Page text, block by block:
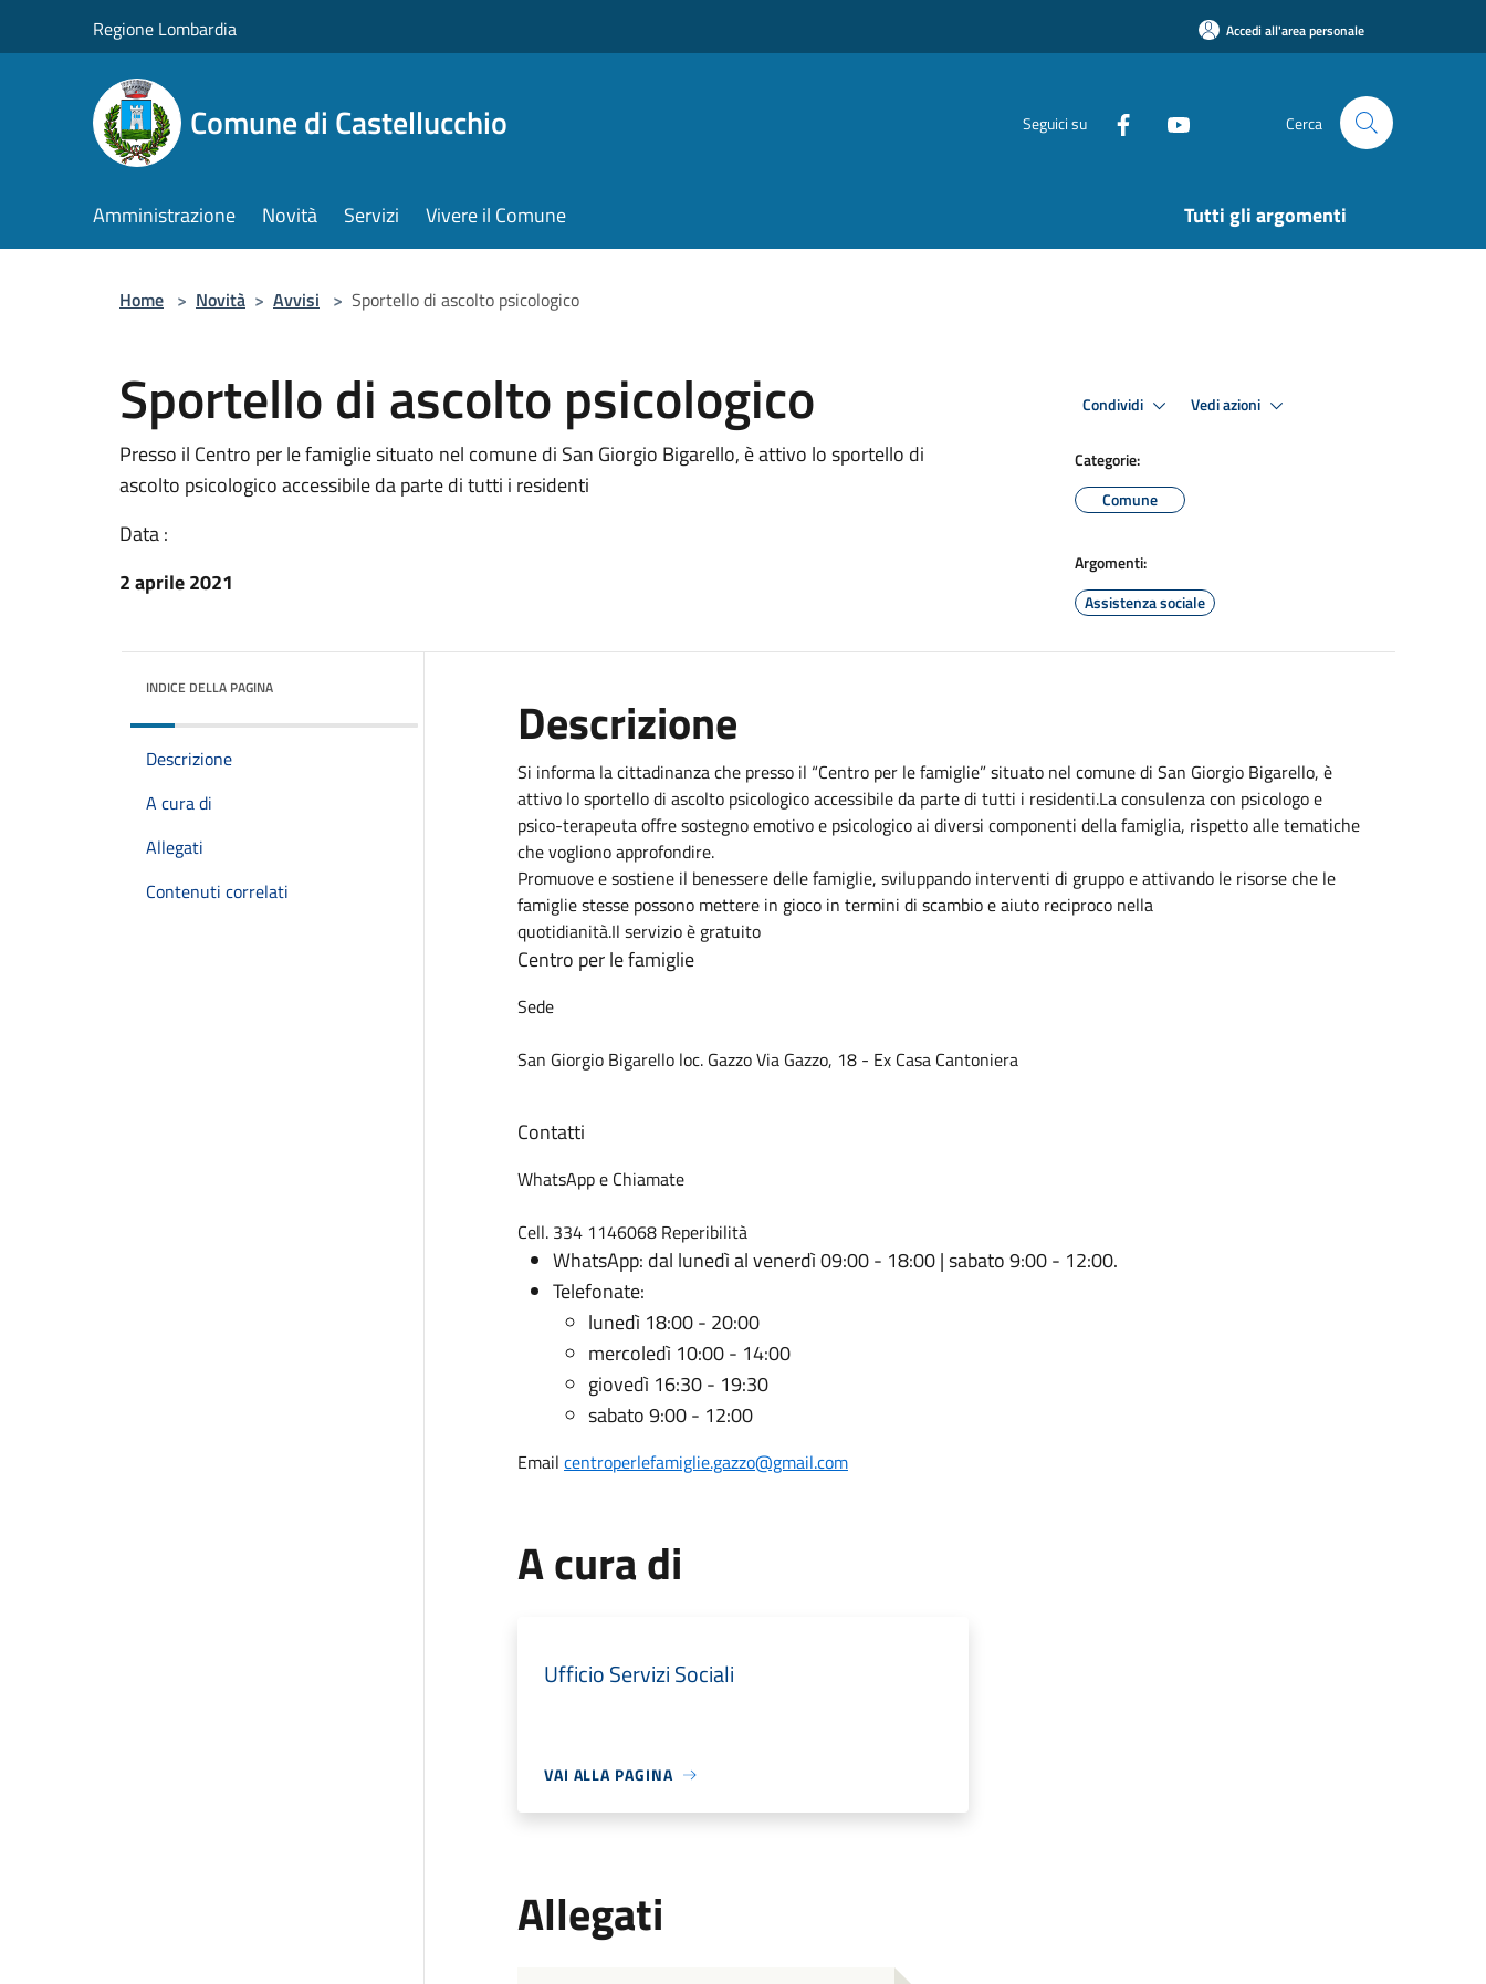
Regione Lombardia Accedi all'area personale
Comune di Castellucchio Seguici su Cerca
Amministrazione Novità Servizi Vivere il Comune Tutti gli argomenti
Home > Novità > Avvisi > Sportello di ascolto psicologico
Sportello di ascolto psicologico
Presso il Centro per le famiglie situato nel comune di San Giorgio Bigarello, è attivo lo sportello di
ascolto psicologico accessibile da parte di tutti i residenti
Data :
2 aprile 2021
Condividi Vedi azioni
Categorie:
Comune
Argomenti:
Assistenza sociale
INDICE DELLA PAGINA
Descrizione
A cura di
Allegati
Contenuti correlati
Descrizione
Si informa la cittadinanza che presso il “Centro per le famiglie” situato nel comune di San Giorgio Bigarello, è
attivo lo sportello di ascolto psicologico accessibile da parte di tutti i residenti.La consulenza con psicologo e
psico-terapeuta offre sostegno emotivo e psicologico ai diversi componenti della famiglia, rispetto alle tematiche
che vogliono approfondire.
Promuove e sostiene il benessere delle famiglie, sviluppando interventi di gruppo e attivando le risorse che le
famiglie stesse possono mettere in gioco in termini di scambio e aiuto reciproco nella
quotidianità.Il servizio è gratuito
Centro per le famiglie
Sede
San Giorgio Bigarello loc. Gazzo Via Gazzo, 18 - Ex Casa Cantoniera
Contatti
WhatsApp e Chiamate
Cell. 334 1146068 Reperibilità
WhatsApp: dal lunedì al venerdì 09:00 - 18:00 | sabato 9:00 - 12:00.
Telefonate:
lunedì 18:00 - 20:00
mercoledì 10:00 - 14:00
giovedì 16:30 - 19:30
sabato 9:00 - 12:00
Email centroperlefamiglie.gazzo@gmail.com
A cura di
Ufficio Servizi Sociali
VAI ALLA PAGINA
Allegati